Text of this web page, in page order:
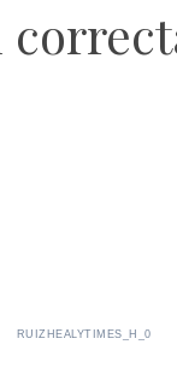
RUIZHEALYTIMES_H_0